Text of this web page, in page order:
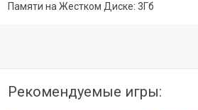
Памяти на Жестком Диске: 3Гб
Рекомендуемые игры: